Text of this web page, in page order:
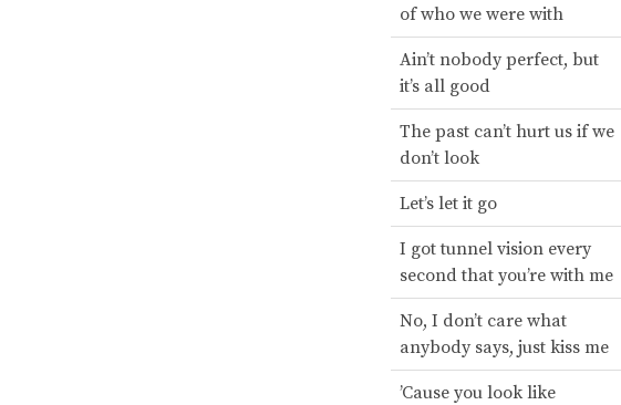
of who we were with
Ain’t nobody perfect, but
it’s all good
The past can’t hurt us if we
don’t look
Let’s let it go
I got tunnel vision every
second that you’re with me
No, I don’t care what
anybody says, just kiss me
’Cause you look like